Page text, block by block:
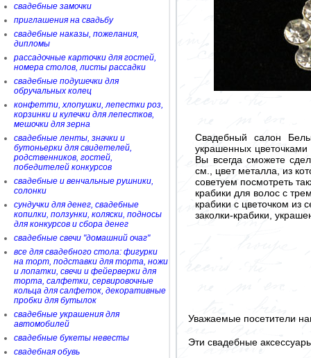
свадебные замочки
приглашения на свадьбу
свадебные наказы, пожелания,
дипломы
рассадочные карточки для гостей,
номера столов, листы рассадки
свадебные подушечки для
обручальных колец
конфетти, хлопушки, лепестки роз,
корзинки и кулечки для лепестков,
мешочки для зерна
свадебные ленты, значки и
бутоньерки для свидетелей,
родственников, гостей,
победителей конкурсов
свадебные и венчальные рушники,
солонки
сундучки для денег, свадебные
копилки, ползунки, коляски, подносы
для конкурсов и сбора денег
свадебные свечи "домашний очаг"
все для свадебного стола: фигурки
на торт, подставки для торта, ножи
и лопатки, свечи и фейерверки для
торта, салфетки, сервировочные
кольца для салфеток, декоративные
пробки для бутылок
свадебные украшения для
автомобилей
свадебные букеты невесты
свадебная обувь
Свадебный салон
украшенных
Вы всегда сможете
см., цвет металла, из
советуем посмотреть
крабики для волос с
крабики с цветочком из
заколки-крабики,
Уважаемые посетители
Эти свадебные